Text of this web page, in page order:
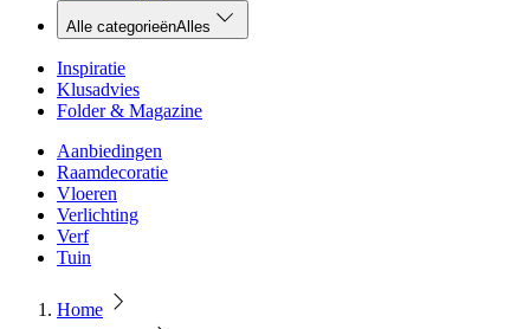
Alle categorieënAlles
Inspiratie
Klusadvies
Folder & Magazine
Aanbiedingen
Raamdecoratie
Vloeren
Verlichting
Verf
Tuin
Home